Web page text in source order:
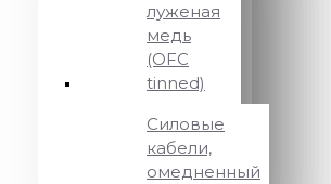
луженая
медь
(OFC
tinned)
Силовые
кабели,
омедненный